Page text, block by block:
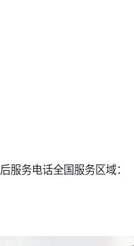
服务电话全国服务区域：